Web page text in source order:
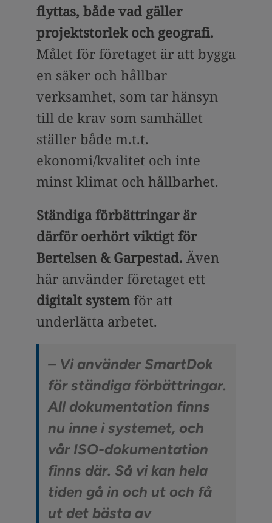
flyttas, både vad gäller
projektstorlek och geografi.
Målet för företaget är att bygga
en säker och hållbar
verksamhet, som tar hänsyn
till de krav som samhället
ställer både m.t.t.
ekonomi/kvalitet och inte
minst klimat och hållbarhet.
Ständiga förbättringar är
därför oerhört viktigt för
Bertelsen & Garpestad. Även
här använder företaget ett
digitalt systemför att
underlätta arbetet.
– Vi använder SmartDok
för ständiga förbättringar.
All dokumentation finns
nu inne i systemet, och
vår ISO-dokumentation
finns där. Så vi kan hela
tiden gå in och ut och få
ut det bästa av